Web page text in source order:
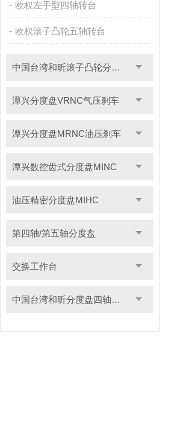
欧权左手型四轴转台
欧权滚子凸轮五轴转台
中国台湾和昕滚子凸轮分度盘
潭兴分度盘VRNC气压刹车
潭兴分度盘MRNC油压刹车
潭兴数控齿式分度盘MINC
油压精密分度盘MIHC
第四轴/第五轴分度盘
交换工作台
中国台湾和昕分度盘四轴转台